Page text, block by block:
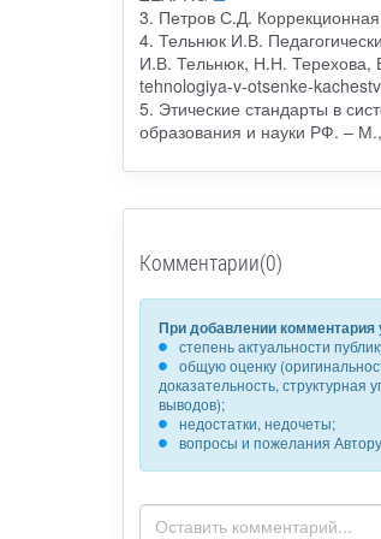
3. Петров С.Д.
4. Тельнюк И.В.
И.В. Тельнюк, Н.Н. Терехова,
tehnologiya-v-otsenke-
5. Этические стандарты в
образования и науки РФ. –
Комментарии(0)
При добавлении комментария
степень актуальности
общую оценку
доказательность,
выводов);
недостатки, недочеты;
вопросы и пожелания